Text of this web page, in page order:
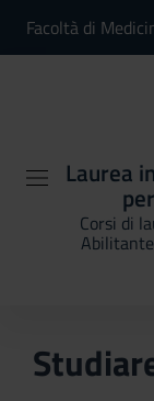
Facoltà di
Laurea
Corsi di